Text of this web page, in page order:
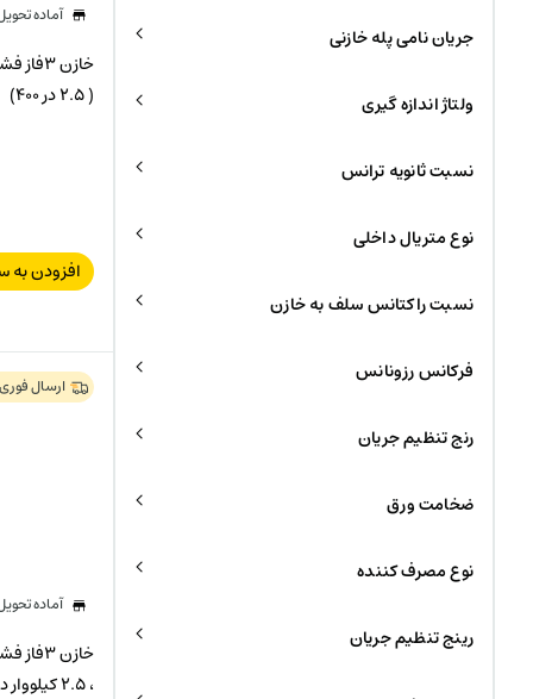
آماده
( 2.5 در 400)
افزودن به
ارسال فوری
آماده
خازن
، 2.5 کیلووار در 440 ولت
جریان نامی پله خازنی
ولتاژ اندازه گیری
نسبت ثانویه ترانس
نوع متریال داخلی
نسبت راکتانس سلف به خازن
فرکانس رزونانس
رنج تنظیم جریان
ضخامت ورق
نوع مصرف کننده
رینج تنظیم جریان